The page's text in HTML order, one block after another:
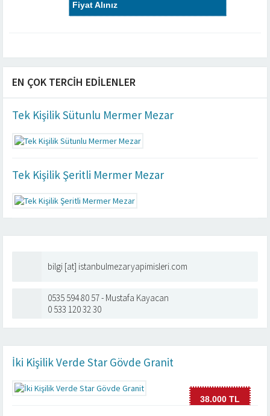
Fiyat Alınız
EN ÇOK TERCIH EDILENLER
Tek Kişilik Sütunlu Mermer Mezar
Tek Kişilik Şeritli Mermer Mezar
bilgi [at] istanbulmezaryapimisleri.com
0535 594 80 57 - Mustafa Kayacan
0 533 120 32 30
İki Kişilik Verde Star Gövde Granit
38.000 TL